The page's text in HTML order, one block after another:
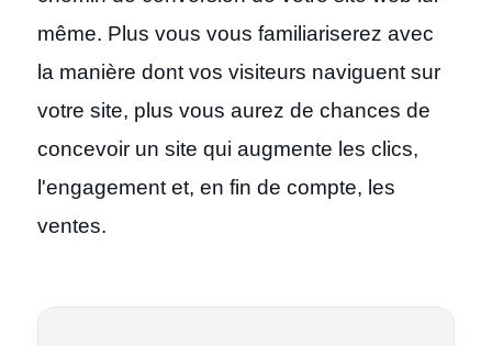
même. Plus vous vous familiariserez avec
la manière dont vos visiteurs naviguent sur
votre site, plus vous aurez de chances de
concevoir un site qui augmente les clics,
l'engagement et, en fin de compte, les
ventes.